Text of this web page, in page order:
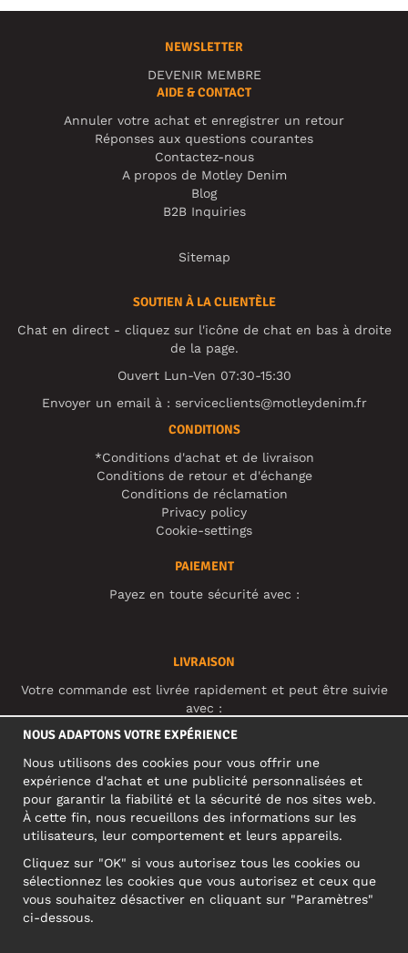
NEWSLETTER
DEVENIR MEMBRE
AIDE & CONTACT
Annuler votre achat et enregistrer un retour
Réponses aux questions courantes
Contactez-nous
A propos de Motley Denim
Blog
B2B Inquiries
Sitemap
SOUTIEN À LA CLIENTÈLE
Chat en direct - cliquez sur l'icône de chat en bas à droite
de la page.
Ouvert Lun-Ven 07:30-15:30
Envoyer un email à : serviceclients@motleydenim.fr
CONDITIONS
*Conditions d'achat et de livraison
Conditions de retour et d'échange
Conditions de réclamation
Privacy policy
Cookie-settings
PAIEMENT
Payez en toute sécurité avec :
LIVRAISON
Votre commande est livrée rapidement et peut être suivie
avec :
RÉSEAUX SOCIAUX
ADRESSE PROFESSIONNELLE
Motley Denim Europe OÜ
Narva mnt 5, EE-10117 Tallinn
Reg: 12356245
NOUS ADAPTONS VOTRE EXPÉRIENCE
Nous utilisons des cookies pour vous offrir une
expérience d'achat et une publicité personnalisées et
pour garantir la fiabilité et la sécurité de nos sites web.
À cette fin, nous recueillons des informations sur les
utilisateurs, leur comportement et leurs appareils.
Cliquez sur "OK" si vous autorisez tous les cookies ou
sélectionnez les cookies que vous autorisez et ceux que
vous souhaitez désactiver en cliquant sur "Paramètres"
ci-dessous.